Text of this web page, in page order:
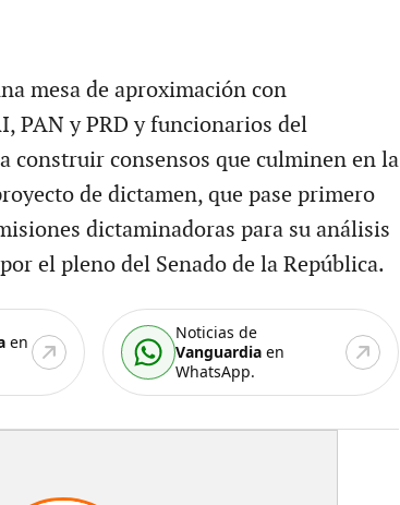
mesa de aproximación con
PAN y PRD y funcionarios del
construir consensos que culminen en la
de dictamen, que pase primero
dictaminadoras para su análisis
el pleno del Senado de la República.
en
Noticias de
Vanguardia en
WhatsApp.